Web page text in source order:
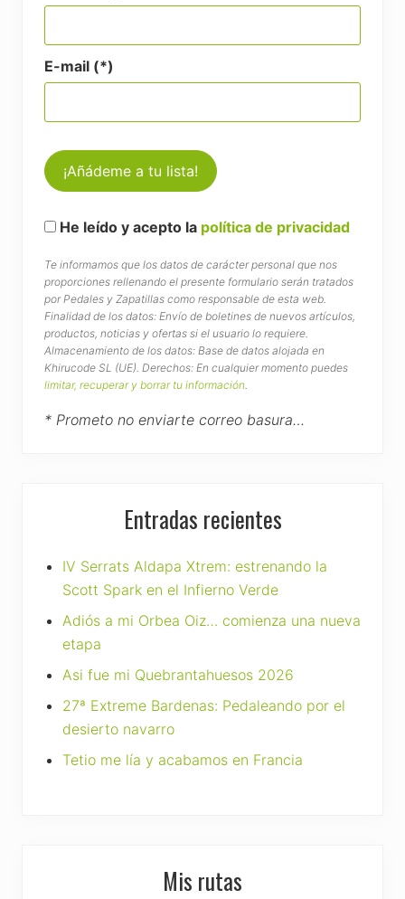
E-mail (*)
He leído y acepto la política de privacidad
Te informamos que los datos de carácter personal que nos
proporciones rellenando el presente formulario serán tratados
por Pedales y Zapatillas como responsable de esta web.
Finalidad de los datos: Envío de boletines de nuevos artículos,
productos, noticias y ofertas si el usuario lo requiere.
Almacenamiento de los datos: Base de datos alojada en
Khirucode SL (UE). Derechos: En cualquier momento puedes
limitar, recuperar y borrar tu información.
* Prometo no enviarte correo basura…
Entradas recientes
IV Serrats Aldapa Xtrem: estrenando la
Scott Spark en el Infierno Verde
Adiós a mi Orbea Oiz… comienza una nueva
etapa
Asi fue mi Quebrantahuesos 2026
27ª Extreme Bardenas: Pedaleando por el
desierto navarro
Tetio me lía y acabamos en Francia
Mis rutas